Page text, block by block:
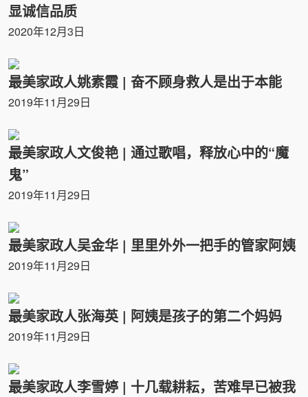
显诚信品质
2020年12月3日
最美家政人姚素霞 | 奋不顾身救人是出于本能
2019年11月29日
最美家政人文俊艳 | 通过歌唱，释放心中的“魔
鬼”
2019年11月29日
最美家政人吴金华 | 里里外外一把手的管家阿姨
2019年11月29日
最美家政人张海英 | 阿姨是孩子的第二个妈妈
2019年11月29日
最美家政人李雪婷 | 十几载耕耘，苦难早已被我